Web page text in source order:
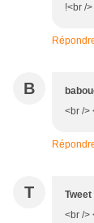
!<br /
B
<br />
T Tweet
<br />